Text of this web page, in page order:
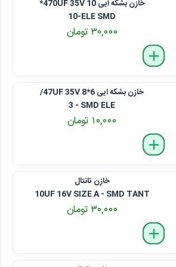
خازن بشکه ایی 470UF 35V 10*
10-ELE SMD
۳۰,۰۰۰ تومان
delete
remove
add
خازن بشکه ایی 47UF 35V 8*6/
3 - SMD ELE
۱۰,۰۰۰ تومان
delete
remove
add
خازن تانتال
10UF 16V SIZE A - SMD TANT
۳۰,۰۰۰ تومان
delete
remove
add